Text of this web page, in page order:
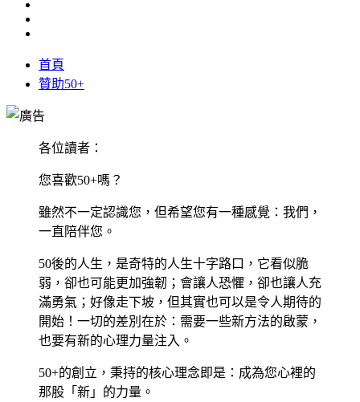
首頁
贊助50+
各位讀者：
您喜歡50+嗎？
雖然不一定認識您，但希望您有一種感覺：我們，
一直陪伴您。
50後的人生，是奇特的人生十字路口，它看似脆
弱，卻也可能更加強韌；會讓人恐懼，卻也讓人充
滿勇氣；好像走下坡，但其實也可以是令人期待的
開始！一切的差別在於：需要一些新方法的啟蒙，
也要有新的心理力量注入。
50+的創立，秉持的核心理念即是：成為您心裡的
那股「新」的力量。